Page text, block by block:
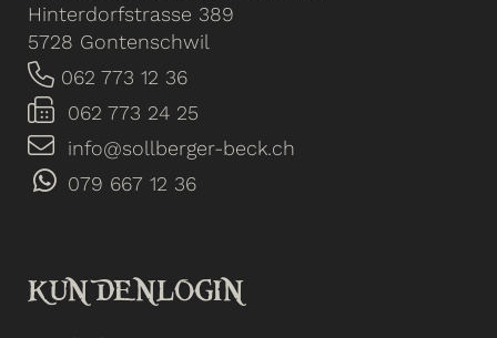
Hinterdorfstrasse 389
5728 Gontenschwil
062 773 12 36
062 773 24 25
info@sollberger-beck.ch
079 667 12 36
KUNDENLOGIN